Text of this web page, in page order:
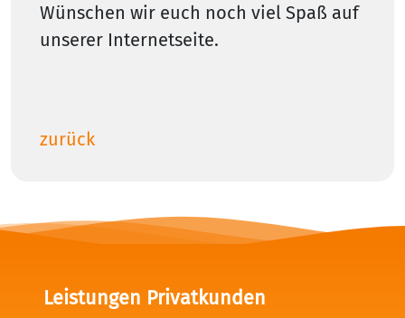
Wünschen wir euch noch viel Spaß auf
unserer Internetseite.
zurück
Leistungen Privatkunden